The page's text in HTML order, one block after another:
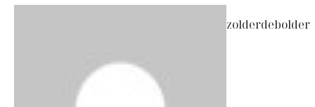
zolderdebolder